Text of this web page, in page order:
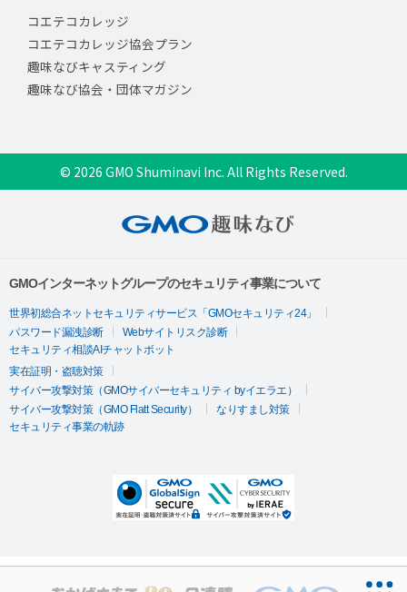
コエテコカレッジ
コエテコカレッジ協会プラン
趣味なびキャスティング
趣味なび協会・団体マガジン
© 2026 GMO Shuminavi Inc. All Rights Reserved.